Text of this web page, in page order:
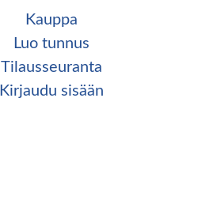
Kauppa
Luo tunnus
Tilaus­seuranta
Kirjaudu sisään